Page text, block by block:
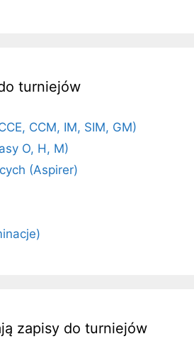
turniejów
CCM, IM, SIM, GM)
O, H, M)
(Aspirer)
zapisy do turniejów